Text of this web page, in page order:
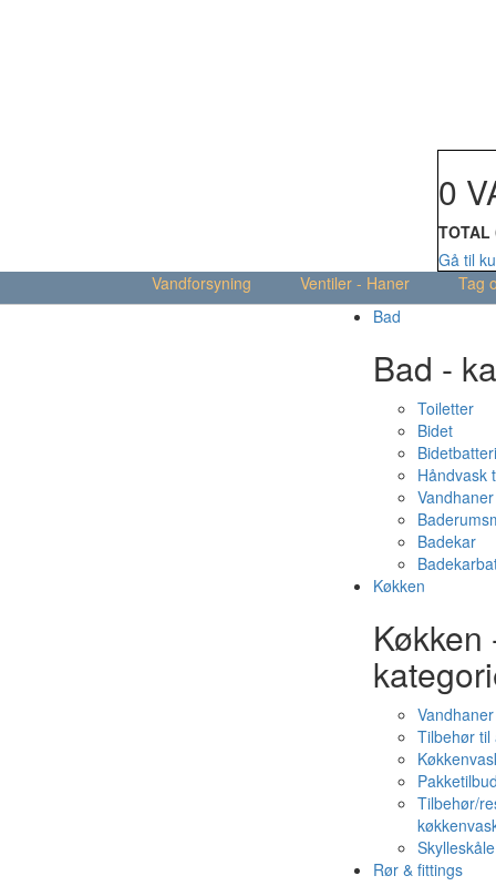
0
TOTAL
Gå til
Vandforsyning
Ventiler - Haner Tag
Bad
Bad -
Toiletter
Bidet
Håndvask
Badekar
Køkken
Køkken
Vandhaner
Tilbehør
Tilbehør/
Rør & fittings